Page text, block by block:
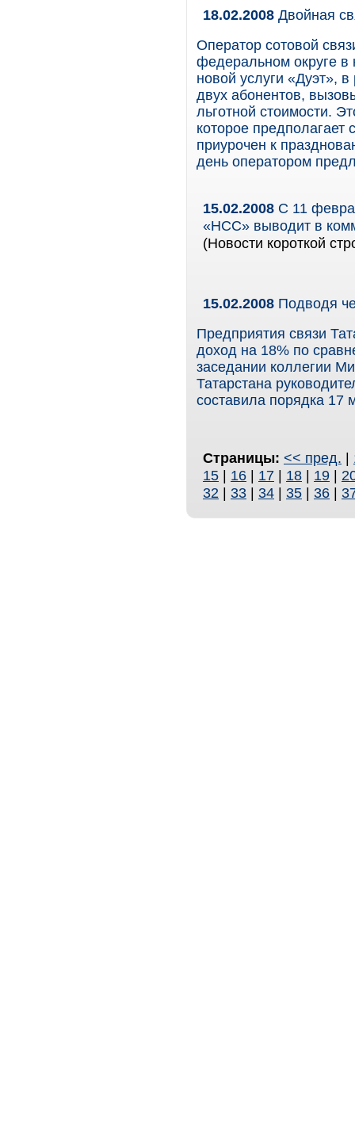
18.02.2008 Двойная
Оператор сотовой
федеральном округе в
новой услуги «Дуэт», в
двух абонентов,
льготной стоимости.
которое предполагает
приурочен к
день оператором
15.02.2008 С 11
«НСС» выводит в
(Новости короткой
15.02.2008 Подводя
Предприятия связи
доход на 18% по
заседании коллегии
Татарстана
составила порядка 17
Страницы: << пред. |
15 | 16 | 17 | 18 | 19 |
32 | 33 | 34 | 35 | 36 |